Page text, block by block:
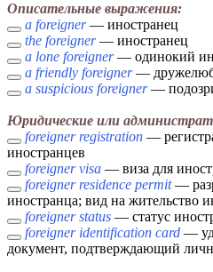
Описательные выражения:
a foreigner— иностранец
the foreigner— иностранец
a lone foreigner— одинокий
a friendly foreigner—
a suspicious foreigner—
Юридические или
foreigner registration —
иностранцев
foreigner visa — виза для
foreigner residence permit—
иностранца; вид на жительство
foreigner status — статус
foreigner identification card —
документ, подтверждающий